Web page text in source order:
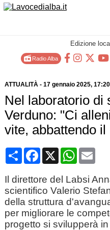
Edizione
Radio Alba
ATTUALITÀ- 17 gennaio 2025, 17:20
Nel laboratorio di
Verduno: "Ci
vite, abbattendo
CondividiFacebook
X WhatsApp
Il direttore del Labsi
scientifico Valerio
della struttura
per migliorare le
progetto si svilupperà